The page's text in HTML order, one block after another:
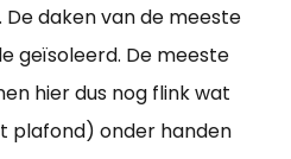
daken van de meeste
geïsoleerd. De meeste
hier dus nog flink wat
plafond) onder handen